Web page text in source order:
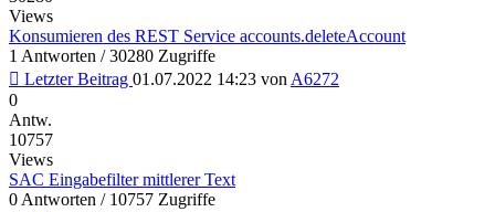
Views
Konsumieren des REST Service accounts.deleteAccount
1 Antworten / 30280 Zugriffe
Letzter Beitrag 01.07.2022 14:23 von A6272
0
Antw.
10757
Views
SAC Eingabefilter mittlerer Text
0 Antworten / 10757 Zugriffe